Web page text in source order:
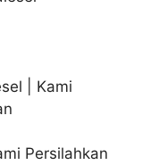
| Kami
Persilahkan